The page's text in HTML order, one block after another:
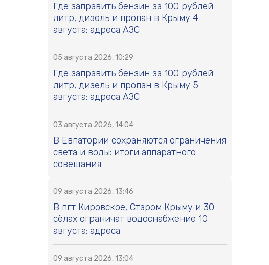
Где заправить бензин за 100 рублей
литр, дизель и пропан в Крыму 4
августа: адреса АЗС
05 августа 2026, 10:29
Где заправить бензин за 100 рублей
литр, дизель и пропан в Крыму 5
августа: адреса АЗС
03 августа 2026, 14:04
В Евпатории сохраняются ограничения
света и воды: итоги аппаратного
совещания
09 августа 2026, 13:46
В пгт Кировское, Старом Крыму и 30
сёлах ограничат водоснабжение 10
августа: адреса
09 августа 2026, 13:04